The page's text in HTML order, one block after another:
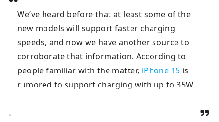
We’ve heard before that at least some of the
new models will support faster charging
speeds, and now we have another source to
corroborate that information. According to
people familiar with the matter, iPhone 15 is
rumored to support charging with up to 35W.